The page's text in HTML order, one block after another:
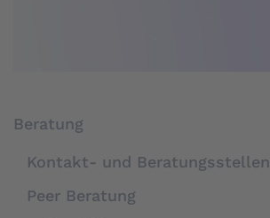
Beratung
Kontakt- und Beratungsstellen
Peer Beratung